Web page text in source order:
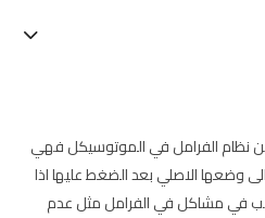
الفرامل في الموتوسيكل فهي
وضعها الاصلي بعد الضغط عليها اذا
في مشاكل في الفرامل مثل عدم